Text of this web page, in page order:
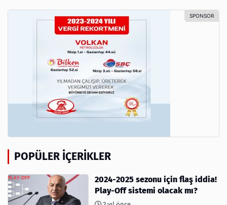
POPÜLER İÇERIKLER
2024-2025 sezonu için flaş iddia!
Play-Off sistemi olacak mı?